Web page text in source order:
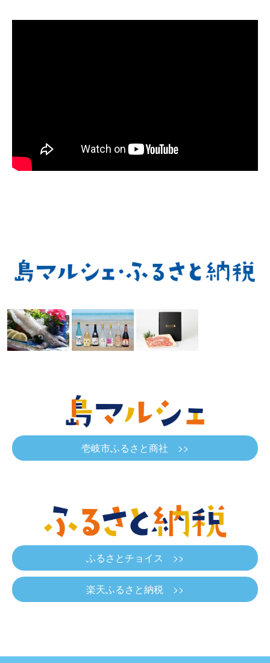
壱岐市ふるさと商社 >>
ふるさとチョイス >>
楽天ふるさと納税 >>